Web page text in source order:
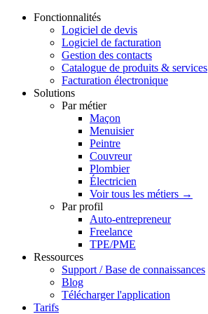
Fonctionnalités
Logiciel de devis
Logiciel de facturation
Gestion des contacts
Catalogue de produits & services
Facturation électronique
Solutions
Par métier
Maçon
Menuisier
Peintre
Couvreur
Plombier
Électricien
Voir tous les métiers →
Par profil
Auto-entrepreneur
Freelance
TPE/PME
Ressources
Support / Base de connaissances
Blog
Télécharger l'application
Tarifs